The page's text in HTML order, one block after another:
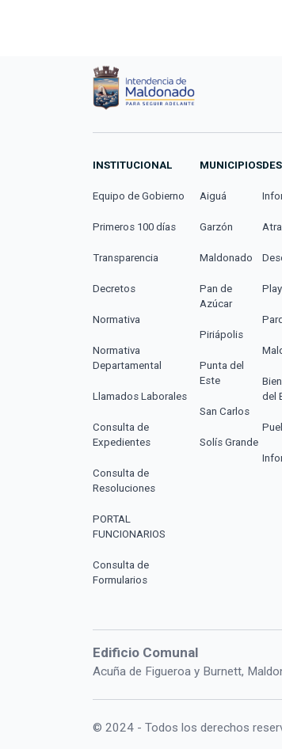
INSTITUCIONAL
Equipo de Gobierno
Primeros 100 días
Transparencia
Decretos
Normativa
Normativa
Departamental
Llamados Laborales
Consulta de
Expedientes
Consulta de
Resoluciones
PORTAL
FUNCIONARIOS
Consulta de
Formularios
MUNICIPIOS
Aiguá
Garzón
Maldonado
Pan de
Azúcar
Piriápolis
Punta del
Este
San Carlos
Solís Grande
del
Edificio Comunal
Acuña de Figueroa y Burnett,
© 2024 - Todos los derechos